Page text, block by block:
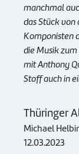
manchmal
das Stück
Komponisten
die Musik
mit Anthony
Stoff auch in
Thüringer
Michael
12.03.2023